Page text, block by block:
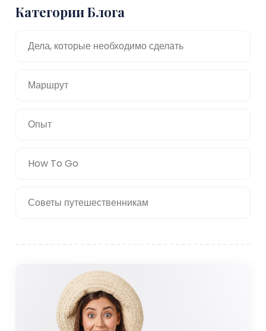
Категории Блога
Дела, которые необходимо сделать
Маршрут
Опыт
How To Go
Советы путешественникам